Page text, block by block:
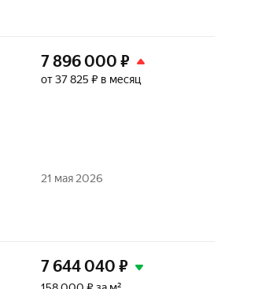
7 896 000 ₽
от 37 825 ₽ в месяц
21 мая 2026
7 644 040 ₽